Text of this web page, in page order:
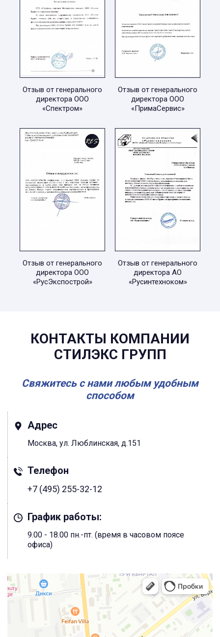
Отзыв от генерального
директора ООО
«Спектром»
Отзыв от генерального
директора ООО
«ПримаСервис»
Отзыв от генерального
директора ООО
«РусЭкспострой»
Отзыв от генерального
директора АО
«Русинтехноком»
КОНТАКТЫ КОМПАНИИ
СТИЛЭКС ГРУПП
Свяжитесь с нами любым удобным
способом
Адрес
Москва, ул. Люблинская, д.151
Телефон
+7 (495) 255-32-12
График работы:
9.00 - 18.00 пн.-пт. (время в часовом поясе
офиса)